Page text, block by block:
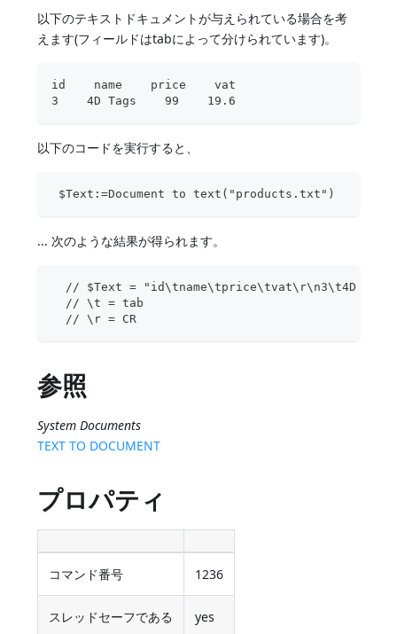
以下のテキストドキュメントが与えられている場合を考
えます(フィールドはtabによって分けられています)。
id    name    price    vat
3    4D Tags    99    19.6
以下のコードを実行すると、
$Text:=Document to text("products.txt")
... 次のような結果が得られます。
// $Text = "id\tname\tprice\tvat\r\n3\t4D
// \t = tab
// \r = CR
参照
System Documents
TEXT TO DOCUMENT
プロパティ
コマンド番号 1236
スレッドセーフである yes